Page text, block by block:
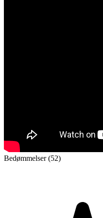
Bedømmelser (52)